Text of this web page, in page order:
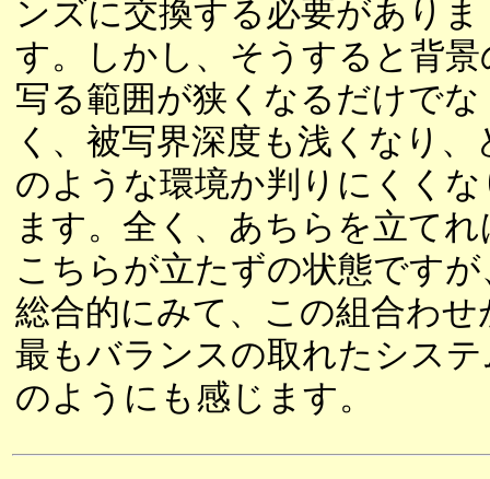
ンズに交換する必要がありま
す。しかし、そうすると背景
写る範囲が狭くなるだけでな
く、被写界深度も浅くなり、
のような環境か判りにくくな
ます。全く、あちらを立てれ
こちらが立たずの状態ですが
総合的にみて、この組合わせ
最もバランスの取れたシス
のようにも感じます。